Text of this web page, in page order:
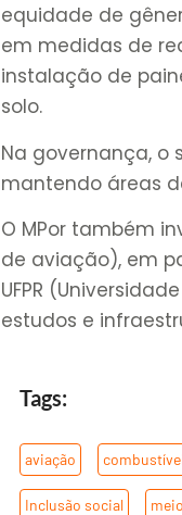
equidade de
em medidas de
instalação de
solo.
Na governança, o
mantendo áreas
O MPor também
de aviação), em
UFPR
estudos e
Tags:
aviação
Inclusão social